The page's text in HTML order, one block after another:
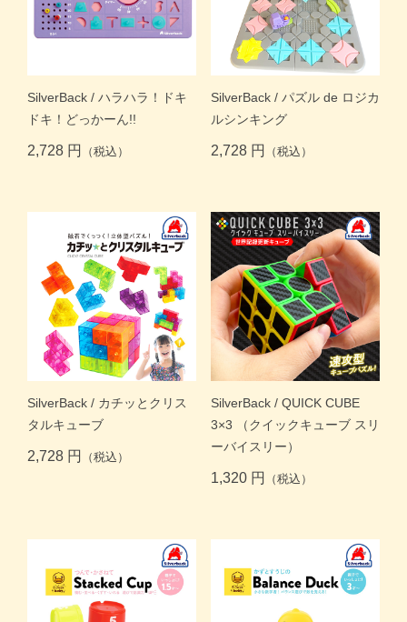
SilverBack / ハラハラ！ドキ
ドキ！どっかーん!!
2,728 円 （税込）
SilverBack / パズル de ロジカ
ルシンキング
2,728 円 （税込）
SilverBack / カチッとクリス
タルキューブ
2,728 円 （税込）
SilverBack / QUICK CUBE
3×3 （クイックキューブ スリ
ーバイスリー）
1,320 円 （税込）